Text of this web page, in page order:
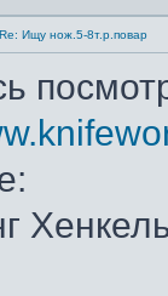
Re: Ищу нож.5-8т.р.повар